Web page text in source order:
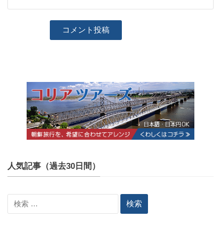
人気記事（過去30日間）